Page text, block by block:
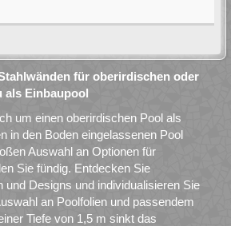
für oberirdischen oder
als Einbaupool
um einen oberirdischen Pool als
in den Boden eingelassenen Pool
Auswahl an Optionen für
Sie fündig. Entdecken Sie
und Designs und individualisieren Sie
an Poolfolien und passendem
Tiefe von 1,5 m sinkt das